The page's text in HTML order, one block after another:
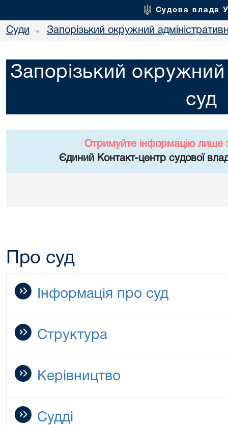
Судова влада
Суди • Запорізький окружний
Запорізький окружний
суд
Отримуйте інформацію лише
Єдиний Контакт-центр судової
Про суд
Інформація про суд
Структура
Керівництво
Судді